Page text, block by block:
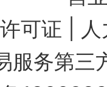
可证
服务第